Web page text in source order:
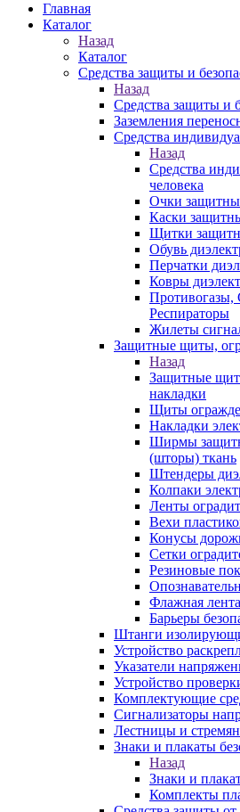
Главная
Каталог
Назад
Каталог
Средства защиты и
Назад
Средства защиты и
Заземления
Средства
Назад
Средства
человека
Очки
Каски
Щитки
Обувь
Перчатки
Ковры
Противогазы,
Респираторы
Жилеты
Защитные щиты,
Назад
Защитные
накладки
Щиты
Накладки
Ширмы
(шторы) ткань
Штендеры
Колпаки
Ленты
Вехи
Конусы
Сетки
Резиновые
Флажная лента
Барьеры
Штанги
Устройство
Указатели
Устройство
Комплектующие
Сигнализаторы
Лестницы и
Знаки и плакаты
Назад
Знаки и
Комплекты